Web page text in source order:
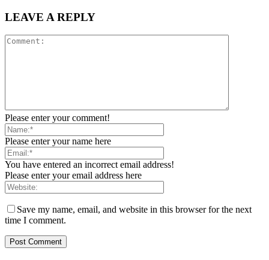
LEAVE A REPLY
Please enter your comment!
Please enter your name here
You have entered an incorrect email address!
Please enter your email address here
Save my name, email, and website in this browser for the next
time I comment.